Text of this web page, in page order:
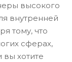
высокого
внутренней
тому, что
сферах,
вы хотите